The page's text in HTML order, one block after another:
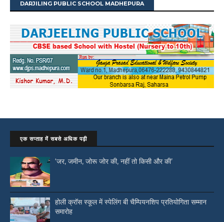
DARJILING PUBLIC SCHOOL MADHEPURA
एक सप्ताह में सबसे अधिक पढ़ी
‘जर, जमीन, जोरू जोर की, नहीं तो किसी और की’
होली क्रॉस स्कूल में स्पेलिंग बी चैम्पियनशिप प्रतियोगिता सम्मान
समारोह